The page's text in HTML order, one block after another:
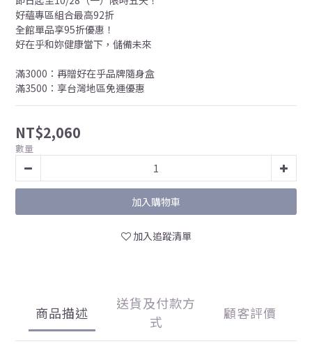
好蘊專區組合最高92折
全館單品享95折優惠！
好在乎和妳健康當下，儲備未來
滿3000：再贈好在乎品牌隨身盒
滿3500：享台灣地區免運優惠
NT$2,060
數量
加入購物車
加入追蹤清單
商品描述
送貨及付款方
式
顧客評價